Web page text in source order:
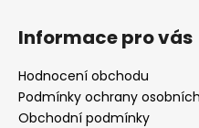
Informace pro vás
Hodnocení obchodu
Podmínky ochrany
Obchodní podmínky